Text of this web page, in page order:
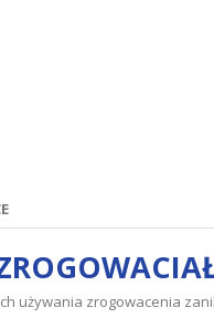
używania zrogowacenia